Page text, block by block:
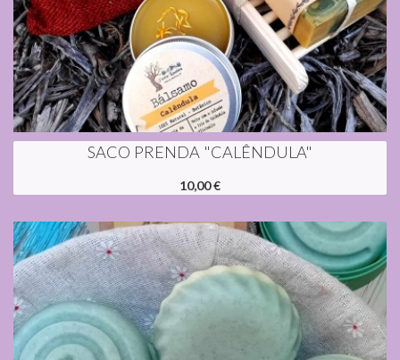
SACO PRENDA "CALÊNDULA"
10,00 €